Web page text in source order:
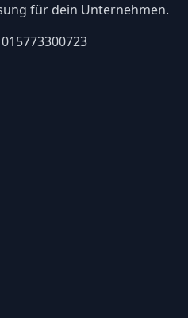
für dein Unternehmen.
015773300723